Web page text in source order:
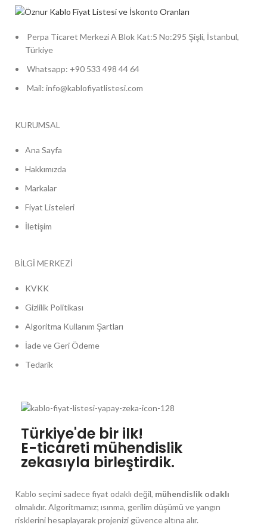
Perpa Ticaret Merkezi A Blok Kat:5 No:295 Şişli, İstanbul,
Türkiye
Whatsapp: +90 533 498 44 64
Mail: info@kablofiyatlistesi.com
KURUMSAL
Ana Sayfa
Hakkımızda
Markalar
Fiyat Listeleri
İletişim
BİLGİ MERKEZİ
KVKK
Gizlilik Politikası
Algoritma Kullanım Şartları
İade ve Geri Ödeme
Tedarik
Türkiye'de bir ilk!
E-ticareti mühendislik
zekasıyla birleştirdik.
Kablo seçimi sadece fiyat odaklı değil, mühendislik odaklı
olmalıdır. Algoritmamız; ısınma, gerilim düşümü ve yangın
risklerini hesaplayarak projenizi güvence altına alır.